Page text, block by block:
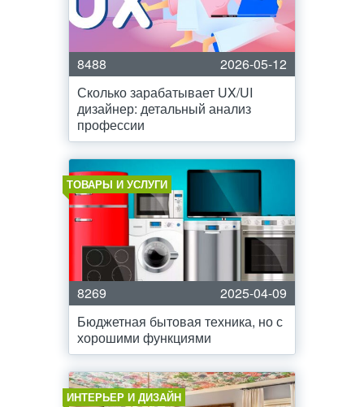
8488
2026-05-12
Сколько зарабатывает UX/UI
дизайнер: детальный анализ
профессии
ТОВАРЫ И УСЛУГИ
8269
2025-04-09
Бюджетная бытовая техника, но с
хорошими функциями
ИНТЕРЬЕР И ДИЗАЙН